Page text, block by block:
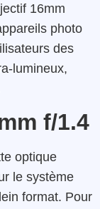
16mm
photo
des
lumineux,
f/1.4
optique
le système
format. Pour